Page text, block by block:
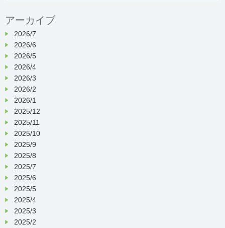
アーカイブ
2026/7
2026/6
2026/5
2026/4
2026/3
2026/2
2026/1
2025/12
2025/11
2025/10
2025/9
2025/8
2025/7
2025/6
2025/5
2025/4
2025/3
2025/2